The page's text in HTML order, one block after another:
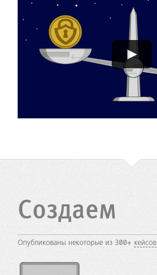
►
Создаем
Опубликованы некоторые из 300+ кейсов